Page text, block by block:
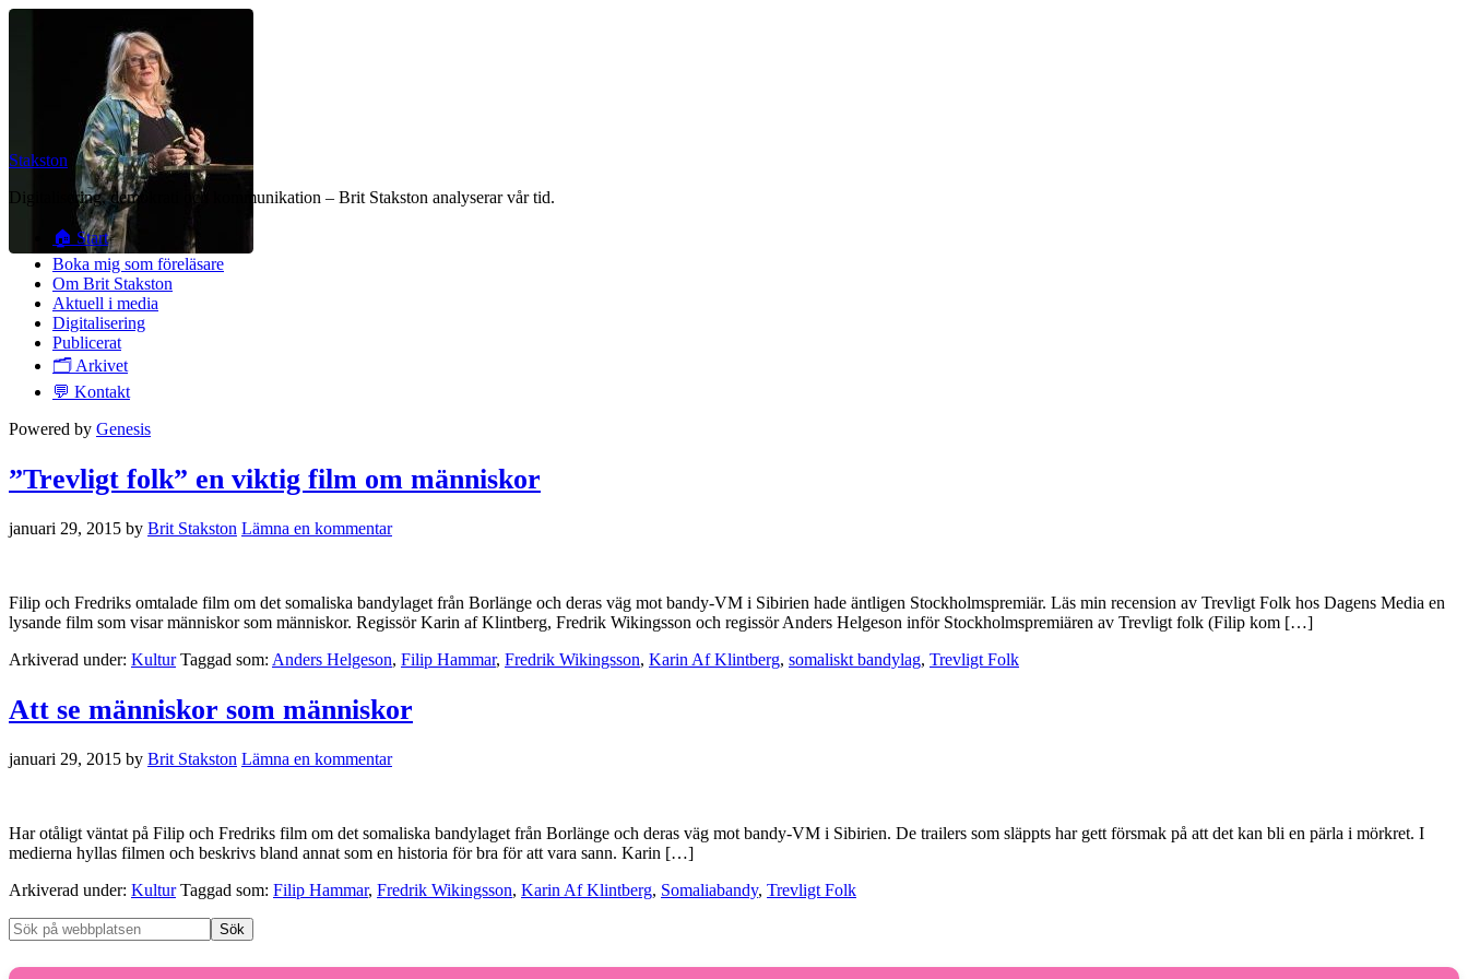
Stakston
Digitalisering, demokrati och kommunikation – Brit Stakston analyserar vår tid.
🏠 Start
Boka mig som föreläsare
Om Brit Stakston
Aktuell i media
Digitalisering
Publicerat
🗂️ Arkivet
💬 Kontakt
Powered by Genesis
”Trevligt folk” en viktig film om människor
januari 29, 2015 by Brit Stakston Lämna en kommentar
Filip och Fredriks omtalade film om det somaliska bandylaget från Borlänge och deras väg mot bandy-VM i Sibirien hade äntligen Stockholmspremiär. Läs min recension av Trevligt Folk hos Dagens Media en
lysande film som visar människor som människor. Regissör Karin af Klintberg, Fredrik Wikingsson och regissör Anders Helgeson inför Stockholmspremiären av Trevligt folk (Filip kom […]
Arkiverad under: Kultur Taggad som: Anders Helgeson, Filip Hammar, Fredrik Wikingsson, Karin Af Klintberg, somaliskt bandylag, Trevligt Folk
Att se människor som människor
januari 29, 2015 by Brit Stakston Lämna en kommentar
Har otåligt väntat på Filip och Fredriks film om det somaliska bandylaget från Borlänge och deras väg mot bandy-VM i Sibirien. De trailers som släppts har gett försmak på att det kan bli en pärla i mörkret. I
medierna hyllas filmen och beskrivs bland annat som en historia för bra för att vara sann. Karin […]
Arkiverad under: Kultur Taggad som: Filip Hammar, Fredrik Wikingsson, Karin Af Klintberg, Somaliabandy, Trevligt Folk